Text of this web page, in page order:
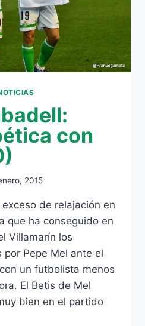
con
2015
de relajación en
que ha conseguido en
Villamarín los
Pepe Mel ante el
un futbolista menos
El Betis de Mel
bien en el partido